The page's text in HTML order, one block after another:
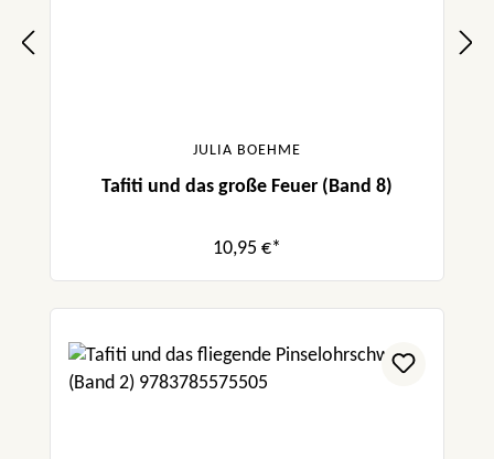
JULIA BOEHME
Tafiti und das große Feuer (Band 8)
10,95 €*